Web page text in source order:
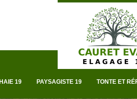
19 PAYSAGISTE 19 TONTE ET